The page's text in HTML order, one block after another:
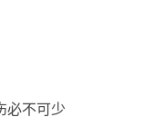
必不可少